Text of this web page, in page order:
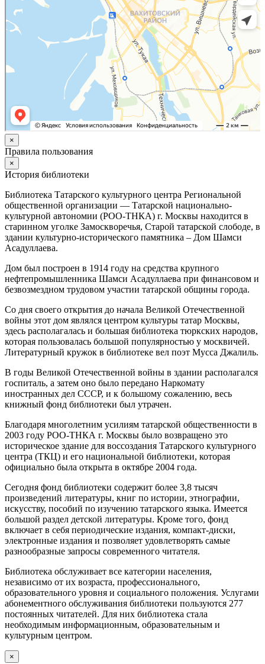
×
Правила пользования
×
История библиотеки
Библиотека Татарского культурного центра Региональной
общественной организации — Татарской национально-
культурной автономии (РОО-ТНКА) г. Москвы находится в
старинном уголке Замоскворечья, Старой татарской слободе, в
здании культурно-исторического памятника – Дом Шамси
Асадуллаева.
Дом был построен в 1914 году на средства крупного
нефтепромышленника Шамси Асадуллаева при финансовом и
безвозмездном трудовом участии татарской общины города.
Со дня своего открытия до начала Великой Отечественной
войны этот дом являлся центром культуры татар Москвы,
здесь располагалась и большая библиотека тюркских народов,
которая пользовалась большой популярностью у москвичей.
Литературный кружок в библиотеке вел поэт Мусса Джалиль.
В годы Великой Отечественной войны в здании располагался
госпиталь, а затем оно было передано Наркомату
иностранных дел СССР, и к большому сожалению, весь
книжный фонд библиотеки был утрачен.
Благодаря многолетним усилиям татарской общественности в
2003 году РОО-ТНКА г. Москвы было возвращено это
историческое здание для воссоздания Татарского культурного
центра (ТКЦ) и его национальной библиотеки, которая
официально была открыта в октябре 2004 года.
Сегодня фонд библиотеки содержит более 3,8 тысяч
произведений литературы, книг по истории, этнографии,
искусству, пособий по изучению татарского языка. Имеется
большой раздел детской литературы. Кроме того, фонд
включает в себя периодические издания, компакт-диски,
электронные издания и позволяет удовлетворять самые
разнообразные запросы современного читателя.
Библиотека обслуживает все категории населения,
независимо от их возраста, профессионального,
образовательного уровня и социального положения. Услугами
абонементного обслуживания библиотеки пользуются 277
постоянных читателей. Для них библиотека стала
необходимым информационным, образовательным и
культурным центром.
×